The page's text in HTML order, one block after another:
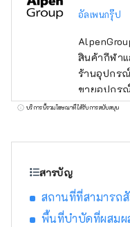
อัลเพนกรุ๊ป
สินค้ากีฬาแ
ร้านอุปกรณ์
ขายอุปกรณ์
ร้านขายอุป
บริการนี้รวมโฆษณาที่ได้รับการสนับสนุน
สารบัญ
สถานที่ที่สามารถ
พื้นที่บำบัดที่ผสมผ